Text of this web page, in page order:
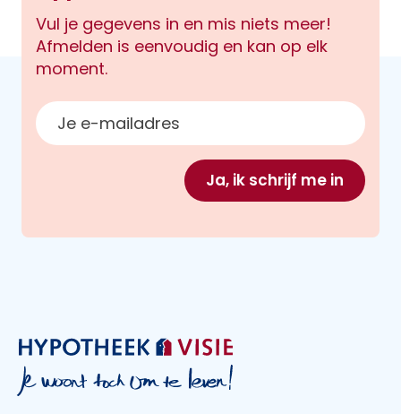
Vul je gegevens in en mis niets meer!
Afmelden is eenvoudig en kan op elk
moment.
E-mailadres
Ja, ik schrijf me in